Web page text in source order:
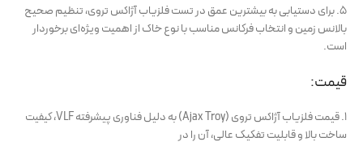
۵. برای دستیابی به بیشترین عمق در تست فلزیاب آژاکس تروی، تنظیم صحیح
بالانس زمین و انتخاب فرکانس مناسب با نوع خاک از اهمیت ویژه‌ای برخوردار
است.
قیمت:
۱. قیمت فلزیاب آژاکس تروی (Ajax Troy) به دلیل فناوری پیشرفته VLF، کیفیت
ساخت بالا و قابلیت تفکیک عالی، آن را در